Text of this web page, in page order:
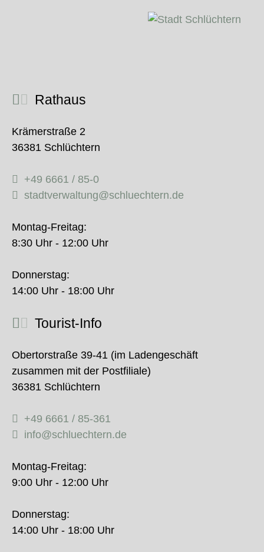
Rathaus
Krämerstraße 2
36381 Schlüchtern
+49 6661 / 85-0
stadtverwaltung@schluechtern.de
Montag-Freitag:
8:30 Uhr - 12:00 Uhr
Donnerstag:
14:00 Uhr - 18:00 Uhr
Tourist-Info
Obertorstraße 39-41 (im Ladengeschäft
zusammen mit der Postfiliale)
36381 Schlüchtern
+49 6661 / 85-361
info@schluechtern.de
Montag-Freitag:
9:00 Uhr - 12:00 Uhr
Donnerstag:
14:00 Uhr - 18:00 Uhr